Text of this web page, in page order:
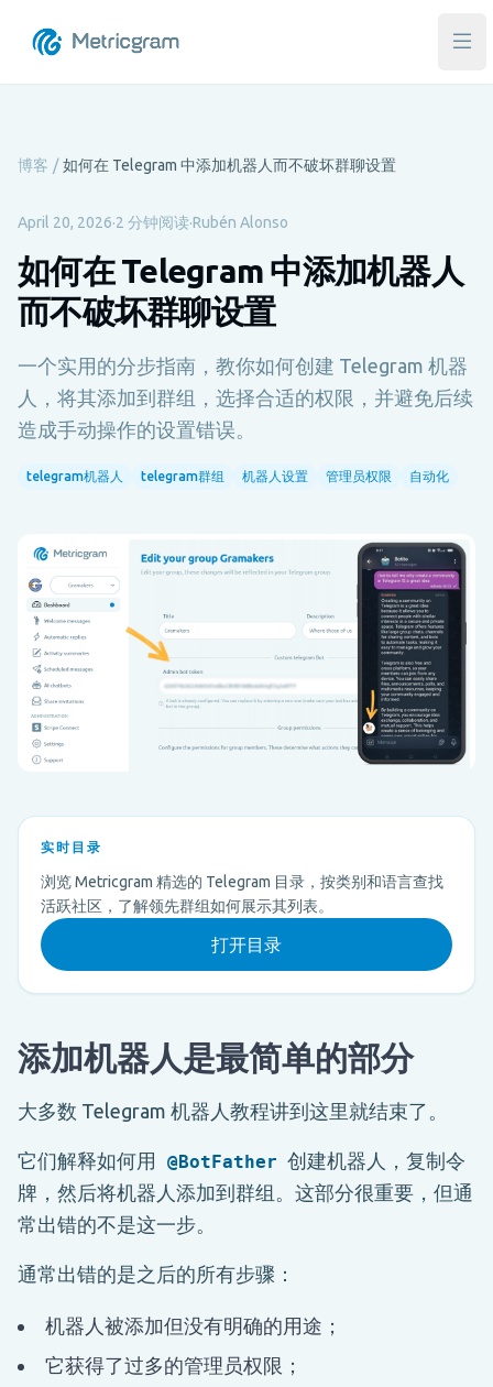
打
博客 / 如何在 Telegram 中添加机器人而不破坏群聊设置
April 20, 2026·2 分钟阅读·Rubén Alonso
如何在 Telegram 中添加机器人
而不破坏群聊设置
一个实用的分步指南，教你如何创建 Telegram 机器
人，将其添加到群组，选择合适的权限，并避免后续
造成手动操作的设置错误。
telegram机器人 telegram群组 机器人设置 管理员权限 自动化
实时目录
浏览 Metricgram 精选的 Telegram 目录，按类别和语言查找
活跃社区，了解领先群组如何展示其列表。
打开目录
添加机器人是最简单的部分
大多数 Telegram 机器人教程讲到这里就结束了。
它们解释如何用 @BotFather 创建机器人，复制令
牌，然后将机器人添加到群组。这部分很重要，但通
常出错的不是这一步。
通常出错的是之后的所有步骤：
机器人被添加但没有明确的用途；
它获得了过多的管理员权限；